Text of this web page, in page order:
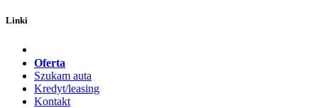
Linki
Oferta
Szukam auta
Kredyt/leasing
Kontakt